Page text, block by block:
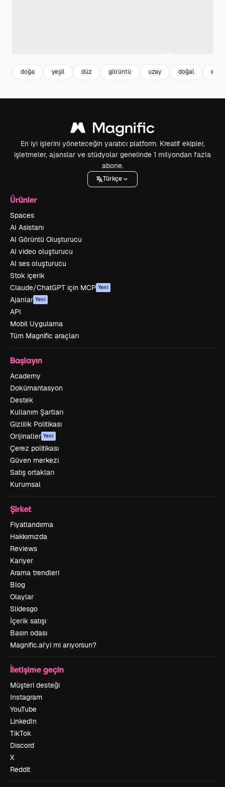
doğa yeşil düz görüntü uzay doğal
En iyi işlerini yöneteceğin yaratıcı platform. Kreatif ekipler,
işletmeler, ajanslar ve stüdyolar genelinde 1 milyondan fazla
abone.
Türkçe
Ürünler
Spaces
AI Asistanı
AI Görüntü Oluşturucu
AI video oluşturucu
AI ses oluşturucu
Stok içerik
Claude/ChatGPT için MCP Yeni
Ajanlar Yeni
API
Mobil Uygulama
Tüm Magnific araçları
Başlayın
Academy
Dokümantasyon
Destek
Kullanım Şartları
Gizlilik Politikası
Orijinaller Yeni
Çerez politikası
Güven merkezi
Satış ortakları
Kurumsal
Şirket
Fiyatlandırma
Hakkımızda
Reviews
Kariyer
Arama trendleri
Blog
Olaylar
Slidesgo
İçerik satışı
Basın odası
Magnific.ai’yi mi arıyorsun?
İletişime geçin
Müşteri desteği
Instagram
YouTube
LinkedIn
TikTok
Discord
X
Reddit